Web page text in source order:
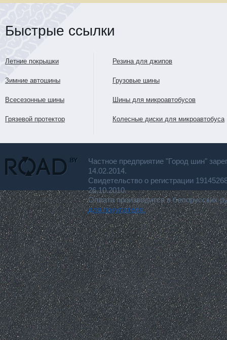
Быстрые ссылки
Летние покрышки
Зимние автошины
Всесезонные шины
Грязевой протектор
Резина для джипов
Грузовые шины
Шины для микроавтобусов
Колесные диски для микроавтобуса
Частное предприятие "Город шин"
14.02.2014.
Свидетельство о регистрации
26.10.2010.
Оплата производится в белорусских
для покупателя.